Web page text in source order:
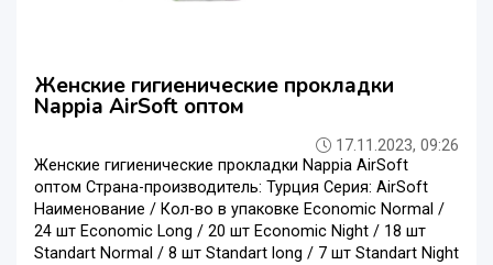
Женские гигиенические прокладки
Nappia AirSoft оптом
17.11.2023, 09:26
Женские гигиенические прокладки Nappia AirSoft
оптом Страна-производитель: Турция Серия: AirSoft
Наименование / Кол-во в упаковке Economic Normal /
24 шт Economic Long / 20 шт Economic Night / 18 шт
Standart Normal / 8 шт Standart long / 7 шт Standart Night